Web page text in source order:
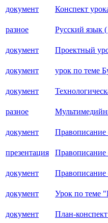
документ Конспект
разное Русский язык
документ Проектный
документ урок по теме
документ
разное
документ
презентация
документ
документ Урок по теме
документ План-